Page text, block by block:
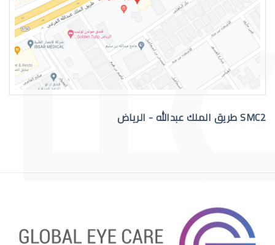
عمليات تجميل العيون الغائرة
SMC2 طريق الملك عبدالله - الرياض